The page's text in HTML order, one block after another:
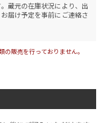
蔵元の在庫状況により、出
届け予定を事前にご連絡さ
販売を行っておりません。